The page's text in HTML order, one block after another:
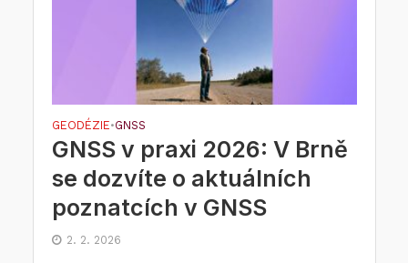
GEODÉZIE•GNSS
GNSS v praxi 2026: V Brně
se dozvíte o aktuálních
poznatcích v GNSS
2. 2. 2026